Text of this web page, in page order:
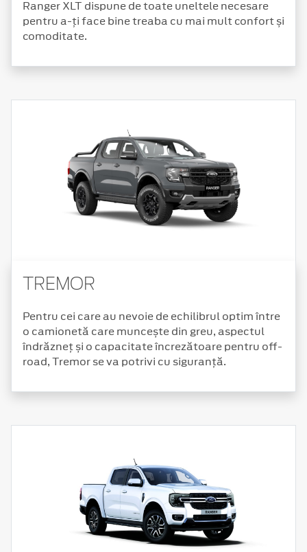
Ranger XLT dispune de toate uneltele necesare
pentru a-ți face bine treaba cu mai mult confort și
comoditate.
TREMOR
Pentru cei care au nevoie de echilibrul optim între
o camionetă care muncește din greu, aspectul
îndrăzneț și o capacitate încrezătoare pentru off-
road, Tremor se va potrivi cu siguranță.